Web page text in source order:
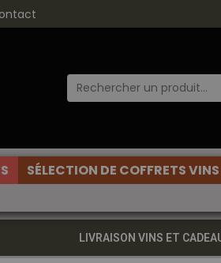
SÉLECTION DE COFFRETS VINS
LIVRAISON VINS ET